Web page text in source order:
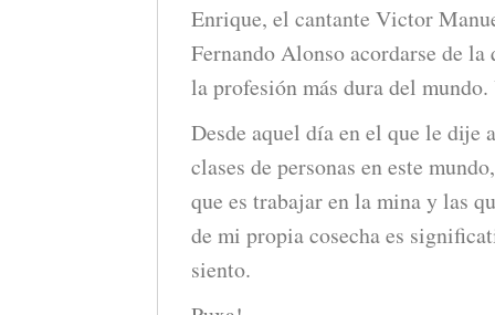
Enrique, el cantante Victor
Fernando Alonso acordarse de la
la profesión más dura del
Desde aquel día en el que le dije
clases de personas en este
que es trabajar en la mina y las
de mi propia cosecha es
siento.